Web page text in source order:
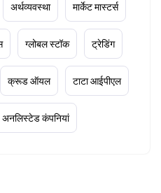
अर्थव्यवस्था मार्केट मास्टर्स
ग्लोबल स्टॉक ट्रेडिंग
क्रूड ऑयल टाटा आईपीएल
अनलिस्टेड कंपनियां